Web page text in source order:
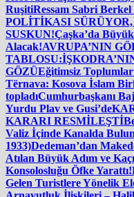
RuşitiRessam Sabri
POLİTİKASI
SUSKUN!Çaşka’da
Alacak!AVRUPA’NIN
TABLOSU:
GÖZÜEğitimsiz
Tërnava: Kosova İslam
topladıCumhurbaşkanı
Yurdu Plav ve Gusi’de
KARARI RESMİLEŞTİ
Valiz İçinde Kanalda
1933)Dedeman’dan
Atılan Büyük Adım ve
Konsolosluğu Öfke Yarattı!
Gelen Turistlere Yönelik